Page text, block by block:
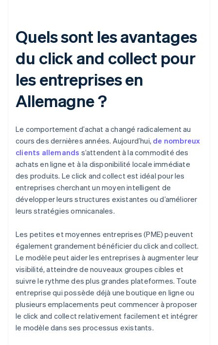
Quels sont les avantages
du click and collect pour
les entreprises en
Allemagne ?
Le comportement d’achat a changé radicalement au
cours des dernières années. Aujourd’hui, de nombreux
clients allemands s’attendent à la commodité des
achats en ligne et à la disponibilité locale immédiate
des produits. Le click and collect est idéal pour les
entreprises cherchant un moyen intelligent de
développer leurs structures existantes ou d’améliorer
leurs stratégies omnicanales.
Les petites et moyennes entreprises (PME) peuvent
également grandement bénéficier du click and collect.
Le modèle peut aider les entreprises à augmenter leur
visibilité, atteindre de nouveaux groupes cibles et
suivre le rythme des plus grandes plateformes. Toute
entreprise qui possède déjà une boutique en ligne ou
plusieurs emplacements peut commencer à proposer
le click and collect relativement facilement et intégrer
le modèle dans ses processus existants.